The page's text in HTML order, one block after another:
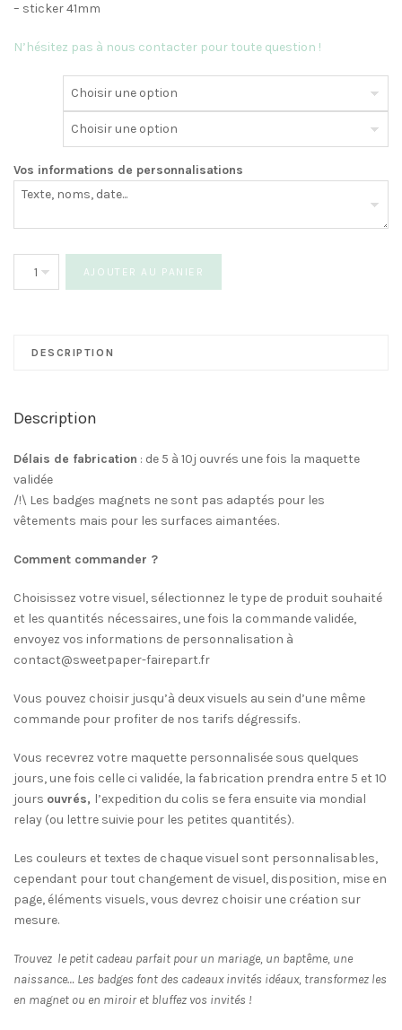
– sticker 41mm
N’hésitez pas à nous contacter pour toute question !
Vos informations de personnalisations
Couronne
AJOUTER AU PANIER
DESCRIPTION
Description
Délais de fabrication : de 5 à 10j ouvrés une fois la maquette
validée
/!\ Les badges magnets ne sont pas adaptés pour les
vêtements mais pour les surfaces aimantées.
Comment commander ?
Choisissez votre visuel, sélectionnez le type de produit souhaité
et les quantités nécessaires, une fois la commande validée,
envoyez vos informations de personnalisation à
contact@sweetpaper-fairepart.fr
Vous pouvez choisir jusqu’à deux visuels au sein d’une même
commande pour profiter de nos tarifs dégressifs.
Vous recevrez votre maquette personnalisée sous quelques
jours, une fois celle ci validée, la fabrication prendra entre 5 et 10
jours ouvrés, l’expedition du colis se fera ensuite via mondial
relay (ou lettre suivie pour les petites quantités).
Les couleurs et textes de chaque visuel sont personnalisables,
cependant pour tout changement de visuel, disposition, mise en
page, éléments visuels, vous devrez choisir une création sur
mesure.
Trouvez le petit cadeau parfait pour un mariage, un baptême, une
naissance… Les badges font des cadeaux invités idéaux, transformez les
en magnet ou en miroir et bluffez vos invités !